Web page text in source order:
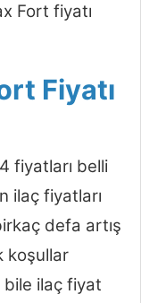
Fort fiyatı
Fiyatı
fiyatları belli
ilaç fiyatları
defa artış
koşullar
ilaç fiyat